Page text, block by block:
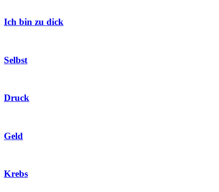
Ich bin zu dick
Selbst
Druck
Geld
Krebs